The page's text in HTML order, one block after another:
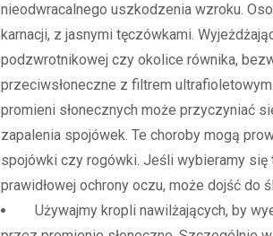
nieodwracalnego uszkodzenia wzroku.
karnacji, z jasnymi tęczówkami.
podzwrotnikowej czy okolice równika,
przeciwsłoneczne z filtrem
promieni słonecznych może przyczyniać
zapalenia spojówek. Te choroby mogą
spojówki czy rogówki. Jeśli wybieramy się
prawidłowej ochrony oczu, może dojść do
Używajmy kropli nawilżających, by